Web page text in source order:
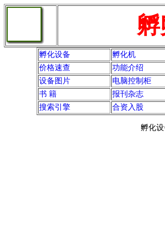
孵
孵化设备 孵化机
价格速查
功能介绍
设备图片
电脑控制柜
书 籍
报刊杂志
搜索引擎
合资入股
孵化